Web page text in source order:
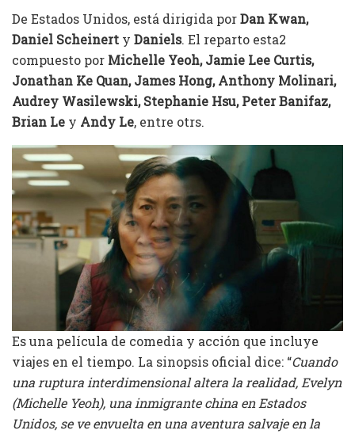
De Estados Unidos, está dirigida porDan Kwan,
Daniel Scheinert y Daniels. El reparto esta2
compuesto por Michelle Yeoh, Jamie Lee Curtis,
Jonathan Ke Quan, James Hong, Anthony Molinari,
Audrey Wasilewski, Stephanie Hsu, Peter Banifaz,
Brian Le y Andy Le, entre otrs.
Es una película de comedia y acción que incluye
viajes en el tiempo. La sinopsis oficial dice: “Cuando
una ruptura interdimensional altera la realidad, Evelyn
(Michelle Yeoh), una inmigrante china en Estados
Unidos, se ve envuelta en una aventura salvaje en la